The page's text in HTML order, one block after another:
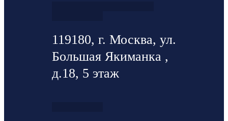
119180, г. Москва, ул.
Большая Якиманка ,
д.18, 5 этаж